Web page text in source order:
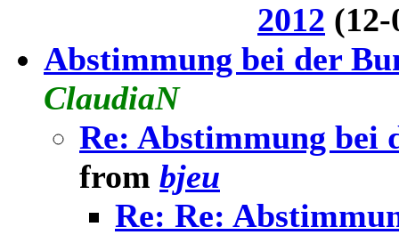
2012
Abstimmung bei der
ClaudiaN
Re: Abstimmung bei
from bjeu
Re: Re: